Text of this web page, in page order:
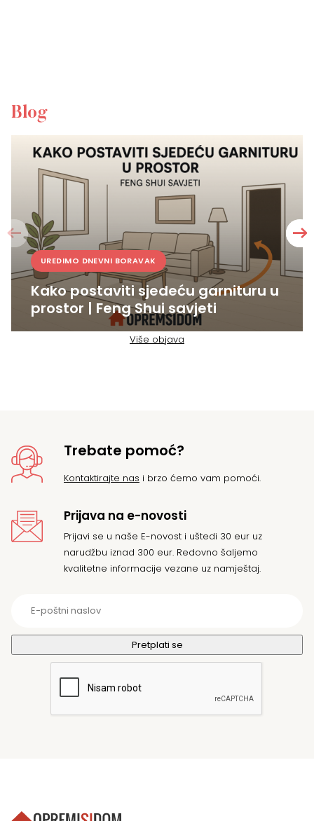
Blog
UREDIMO DNEVNI BORAVAK
Kako postaviti sjedeću garnituru u
prostor | Feng Shui savjeti
Više objava
Trebate pomoć?
Kontaktirajte nas i brzo ćemo vam pomoći.
Prijava na e-novosti
Prijavi se u naše E-novost i uštedi 30 eur uz
narudžbu iznad 300 eur. Redovno šaljemo
kvalitetne informacije vezane uz namještaj.